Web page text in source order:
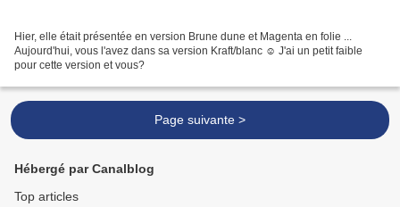
Hier, elle était présentée en version Brune dune et Magenta en folie ...
Aujourd'hui, vous l'avez dans sa version Kraft/blanc ☺ J'ai un petit faible
pour cette version et vous?
Page suivante >
Hébergé par Canalblog
Top articles